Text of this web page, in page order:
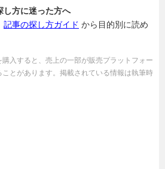
し方に迷った方へ
記事の探し方ガイド から目的別に読め
入すると、売上の一部が販売プラットフォー
とがあります。掲載されている情報は執筆時